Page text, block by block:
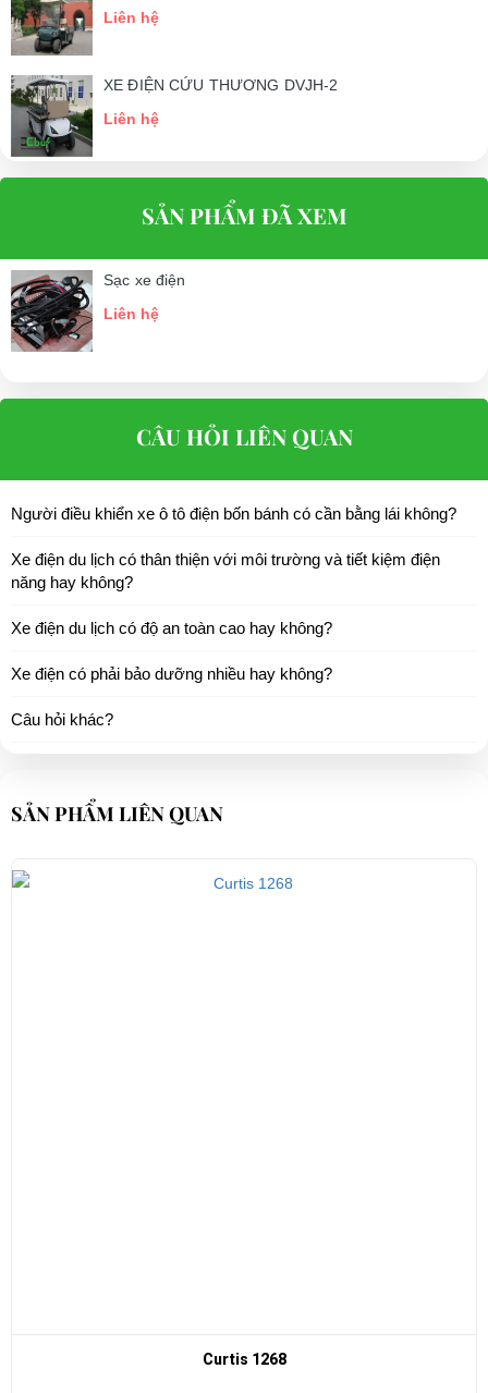
Liên hệ
XE ĐIỆN CỨU THƯƠNG DVJH-2
Liên hệ
SẢN PHẨM ĐÃ XEM
Sạc xe điện
Liên hệ
CÂU HỎI LIÊN QUAN
Người điều khiển xe ô tô điện bốn bánh có cần bằng lái không?
Xe điện du lịch có thân thiện với môi trường và tiết kiệm điện
năng hay không?
Xe điện du lịch có độ an toàn cao hay không?
Xe điện có phải bảo dưỡng nhiều hay không?
Câu hỏi khác?
SẢN PHẨM LIÊN QUAN
Curtis 1268